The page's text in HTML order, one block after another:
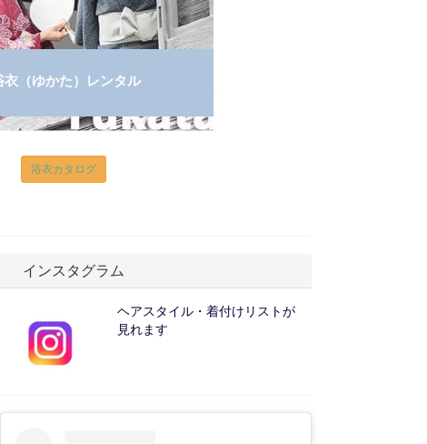
衣（ゆかた）レンタル
浴衣カタログ
インスタグラム
ヘアスタイル・着付けリストが
見れます